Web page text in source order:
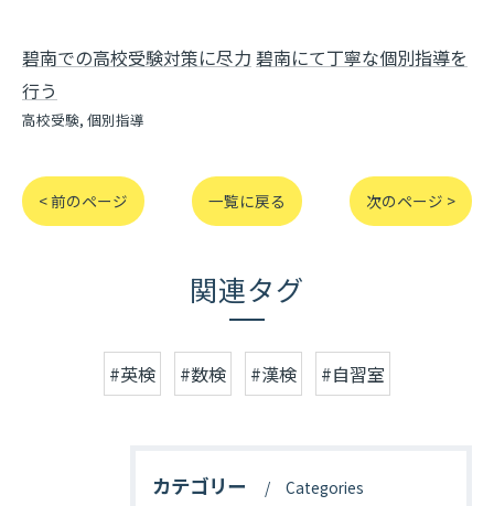
碧南での高校受験対策に尽力 碧南にて丁寧な個別指導を
行う
高校受験 個別指導
< 前のページ 一覧に戻る 次のページ >
関連タグ
#英検 #数検 #漢検 #自習室
カテゴリー Categories